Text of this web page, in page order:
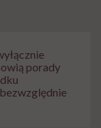
porady